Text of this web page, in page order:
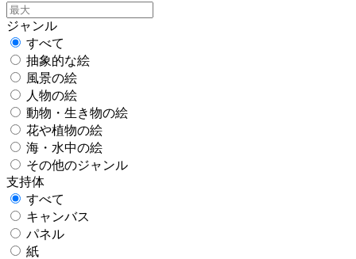
ジャンル
すべて
抽象的な絵
風景の絵
人物の絵
動物・生き物の絵
花や植物の絵
海・水中の絵
その他のジャンル
支持体
すべて
キャンバス
パネル
紙